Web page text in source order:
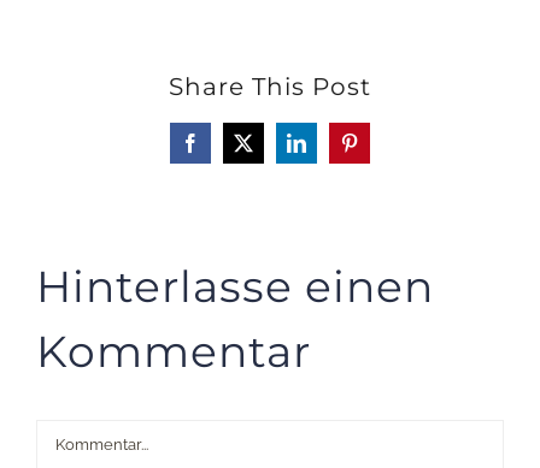
Share This Post
Facebook
X LinkedInPinterest
Hinterlasse einen
Kommentar
Kommentar